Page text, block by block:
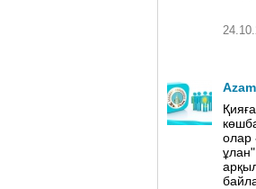
олар